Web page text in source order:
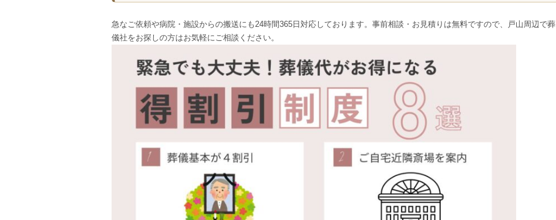
急なご依頼や病院・施設からの搬送にも24時間365日対応しております。事前相談・お見積りは無料ですので、戸山周辺で葬
儀社をお探しの方はお気軽にご相談ください。